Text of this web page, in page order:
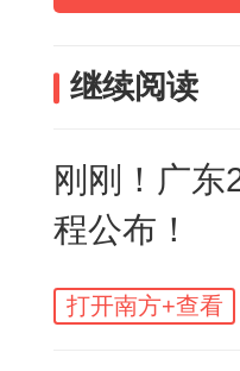
继续阅读
刚刚！广东
程公布！
打开南方+查看